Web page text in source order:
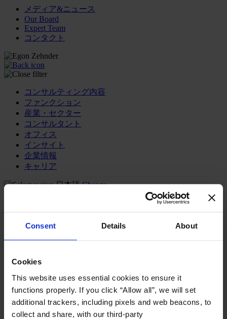
Consent Details About
Cookies
This website uses essential cookies to ensure it
functions properly. If you click “Allow all”, we will set
additional trackers, including pixels and web beacons, to
collect and share, with our third-party
メディア&ニュース
Our Board
Expert Team
コンタクト
コンサルティング内容
ファンクション
産業・セクター
コンサルタント
オフィス
インサイト
企業情報
キャリア
日本語 Change
トランスフォーメーショナル・リーダーシップ開発プ
ログラム
企業統治アドバイザリー
経営人材の育成
CEOサクセッション
チームの機能強化
リーダーシップ研修